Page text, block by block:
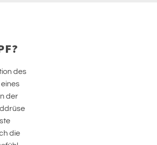
des
der
die